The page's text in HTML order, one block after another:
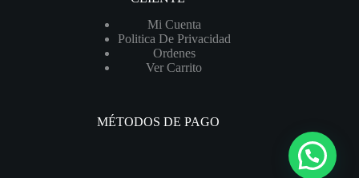
Mi Cuenta
Politica De Privacidad
Ordenes
Ver Carrito
MÉTODOS DE PAGO